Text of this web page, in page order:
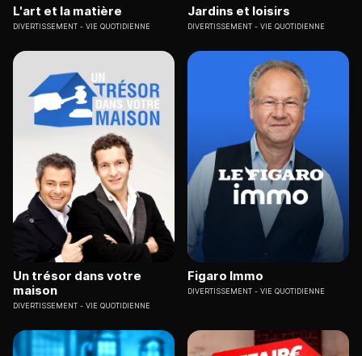
L'art et la matière
DIVERTISSEMENT VIE QUOTIDIENNE
Jardins et loisirs
DIVERTISSEMENT VIE QUOTIDIENNE
Un trésor dans votre
maison
DIVERTISSEMENT VIE QUOTIDIENNE
Figaro Immo
DIVERTISSEMENT VIE QUOTIDIENNE